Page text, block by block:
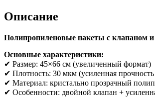
Описание
Полипропиленовые пакеты с клапаном
Основные характеристики:
✔ Размер: 45×66 см (увеличенный формат)
✔ Плотность: 30 мкм (усиленная
✔ Материал: кристально прозрачный
✔ Особенности: двойной клапан +